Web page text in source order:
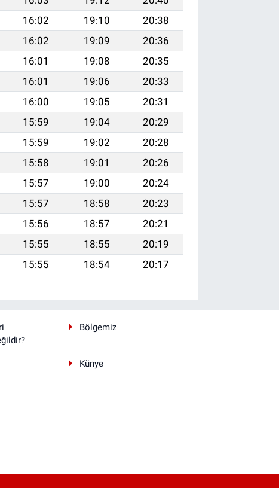
16:02 19:10
20:38
16:02 19:09
20:36
16:01 19:08
20:35
16:01 19:06
20:33
16:00 19:05
20:31
15:59 19:04
20:29
15:59 19:02
20:28
15:58 19:01
20:26
15:57 19:00
20:24
15:57 18:58
20:23
15:56 18:57
20:21
15:55 18:55
20:19
15:55 18:54 20:17
Bölgemiz
Künye